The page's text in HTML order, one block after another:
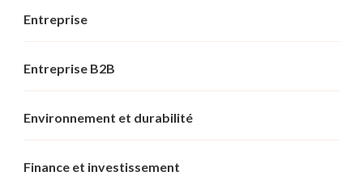
Entreprise
Entreprise B2B
Environnement et durabilité
Finance et investissement